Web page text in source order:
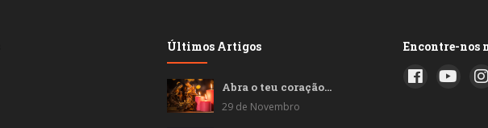
Últimos Artigos
Abra o teu coração…
29 de Novembro
Encontre-nos